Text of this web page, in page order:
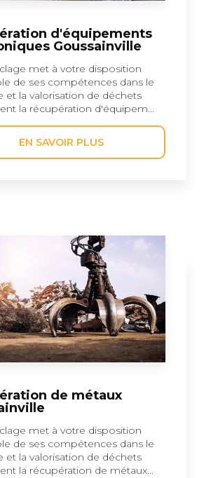
d'équipements
Goussainville
met à votre disposition
de ses compétences dans le
et la valorisation de déchets
la récupération d'équipem...
EN SAVOIR PLUS
de métaux
met à votre disposition
de ses compétences dans le
et la valorisation de déchets
la récupération de métaux...